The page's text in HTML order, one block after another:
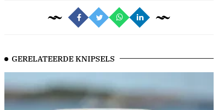
GERELATEERDE KNIPSELS